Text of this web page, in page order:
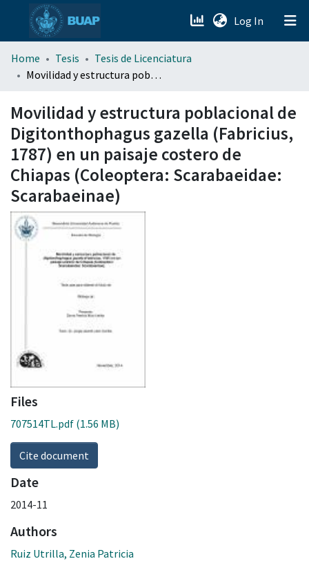
Log In (current)
menu.section.about_menu
Home Tesis
Tesis de Licenciatura
Movilidad y estructura poblacional de Digitonthophagus gazella (Fabricius, 1787) en un paisaje costero de Chiapas (Coleoptera: Scarabaeidae: Scarabaeinae)
Movilidad y estructura poblacional de
Digitonthophagus gazella (Fabricius,
1787) en un paisaje costero de
Chiapas (Coleoptera: Scarabaeidae:
Scarabaeinae)
Files
707514TL.pdf (1.56 MB)
Cite document
Date
2014-11
Authors
Ruiz Utrilla, Zenia Patricia